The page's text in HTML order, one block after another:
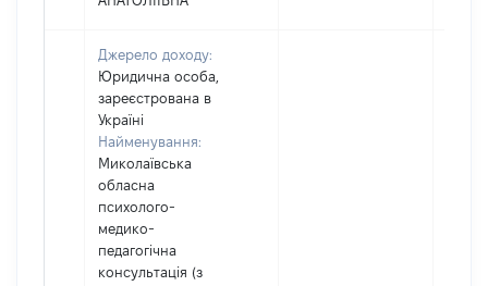
Джерело доходу:
Юридична особа,
зареєстрована в
Україні
Найменування:
Миколаївська
обласна
психолого-
медико-
педагогічна
консультація (з